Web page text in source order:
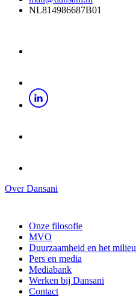
NL814986687B01
Over Dansani
Onze filosofie
MVO
Duurzaamheid en het milieu
Pers en media
Mediabank
Werken bij Dansani
Contact